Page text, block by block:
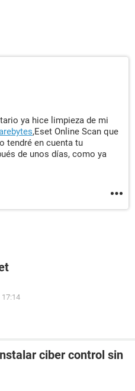
ya hice limpieza de mi
,Eset Online Scan que
tendré en cuenta tu
de unos días, como ya
ciber control sin